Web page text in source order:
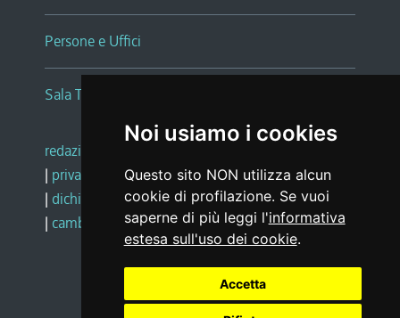
Noi usiamo i cookies
Questo sito NON utilizza alcun
cookie di profilazione. Se vuoi
saperne di più leggi l'informativa
estesa sull'uso dei cookie.
Accetta
Persone e Uffici
Sala Tiziano Tessitori
redazione web
| privacy
social media policy
| dichiarazione di accessibilità |feedback
| cambio preferenze cookie
Realizzato da